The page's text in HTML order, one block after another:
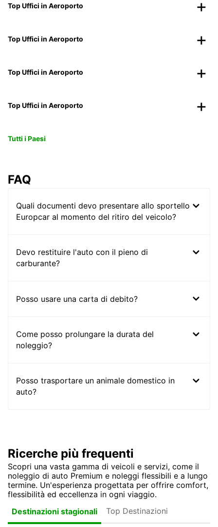
Top Uffici in Aeroporto
Top Uffici in Aeroporto
Top Uffici in Aeroporto
Top Uffici in Aeroporto
Tutti i Paesi
FAQ
Quali documenti devo presentare allo sportello
Europcar al momento del ritiro del veicolo?
Devo restituire l'auto con il pieno di
carburante?
Posso usare una carta di debito?
Come posso prolungare la durata del
noleggio?
Posso trasportare un animale domestico in
auto?
Ricerche più frequenti
Scopri una vasta gamma di veicoli e servizi, come il
noleggio di auto Premium e noleggi flessibili e a lungo
termine. Un'esperienza progettata per offrire comfort,
flessibilità ed eccellenza in ogni viaggio.
Destinazioni stagionali
Top Destinazioni